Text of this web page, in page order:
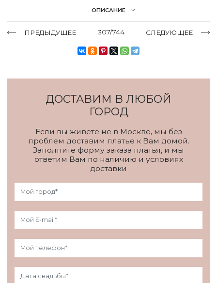
ОПИСАНИЕ
ПРЕДЫДУЩЕЕ 307/744 СЛЕДУЮЩЕЕ
ДОСТАВИМ В ЛЮБОЙ
ГОРОД
Если вы живете не в Москве, мы без
проблем доставим платье к Вам домой.
Заполните форму заказа платья, и мы
ответим Вам по наличию и условиях
доставки